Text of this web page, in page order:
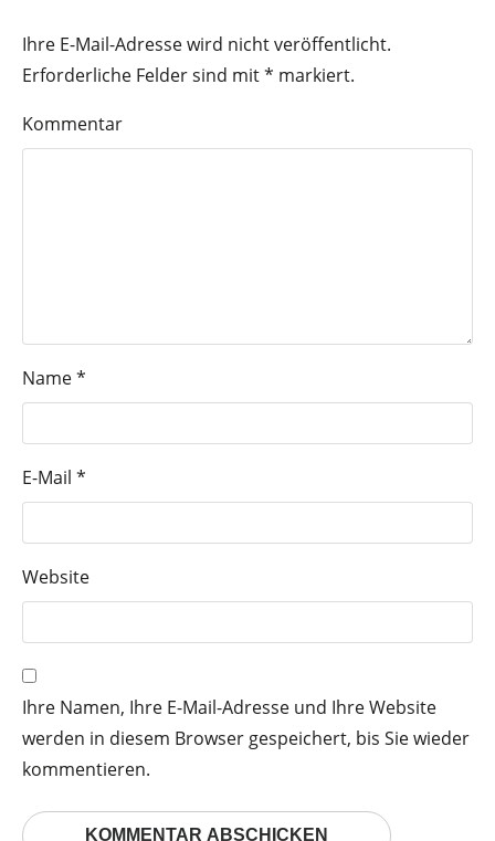
Ihre E-Mail-Adresse wird nicht veröffentlicht.
Erforderliche Felder sind mit* markiert.
Kommentar
Name*
E-Mail *
Website
Ihre Namen, Ihre E-Mail-Adresse und Ihre Website
werden in diesem Browser gespeichert, bis Sie wieder
kommentieren.